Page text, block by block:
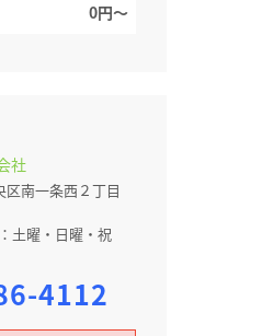
0円〜
社
区南一条西２丁目
土曜・日曜・祝
4112